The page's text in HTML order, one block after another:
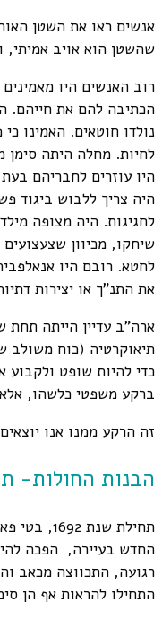
אנשים ראו את השטן
שהשטן הוא אויב אמיתי,
רוב האנשים היו מאמינים
הכתיבה להם את חייהם.
נולדו חוטאים. האמינו
לחיות. מחלה היתה סימן
היו עוזרים לחבריהם
היה צריך ללבוש ביגוד
לחגיגות. היה מצופה
שיחקו, מכיוון
לחטא. רובם היו
את התנ"ך או יצירות
ארה"ב עדיין הייתה תחת
תיאוקרטיה (כוח משולב
כדי להיות שופט ולקבוע
ברקע משפטי כלשהו,
זה הרקע ממנו אנו
הבנות החולות-
תחילת
החדש בעיירה, הפכה
רגועה, התכווצה מכאב
התחילו להראות אף הן